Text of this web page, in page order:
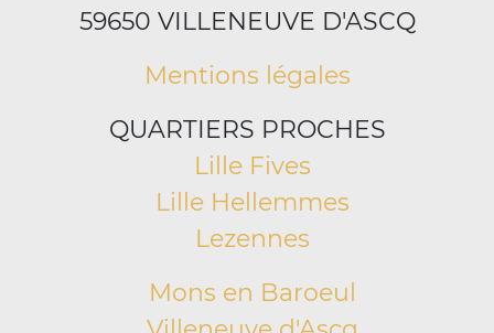
59650 VILLENEUVE D'ASCQ
Mentions légales
QUARTIERS PROCHES
Lille Fives
Lille Hellemmes
Lezennes
Mons en Baroeul